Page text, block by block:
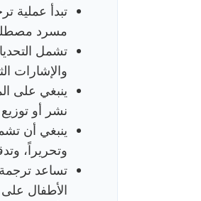
تبدأ عملية
مسرد
تشمل
والإشارات
ينبغي على
نشر أو
ينبغي أن
وتحريراً،
تساعد ترجمة
الأطفال